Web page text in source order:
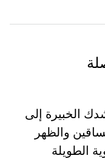
الخبيرة إلى
والظهر
الطويلة